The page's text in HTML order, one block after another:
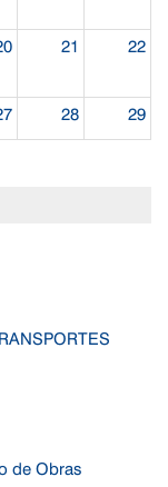
21 22
28 29
de Obras